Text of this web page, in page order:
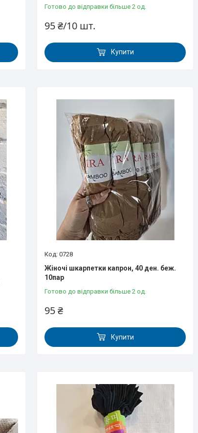
Готово до відправки більше 2 од.
95 ₴/10 шт.
Купити
0728
Жіночі шкарпетки капрон, 40 ден. беж.
10пар
Готово до відправки більше 2 од.
95 ₴
Купити